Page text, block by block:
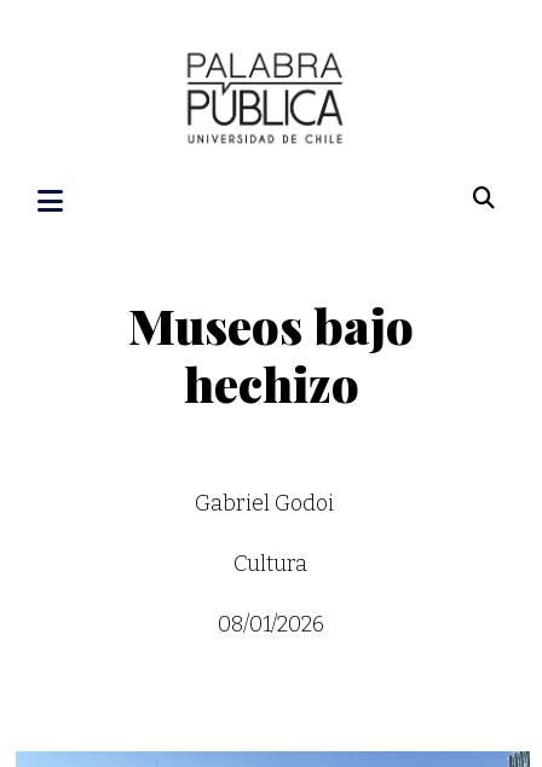
Museos bajo
hechizo
Gabriel Godoi
Cultura
08/01/2026